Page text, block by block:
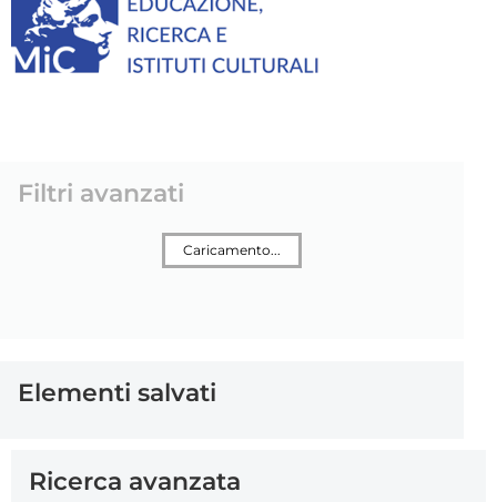
Filtri avanzati
Caricamento...
Elementi salvati
Ricerca avanzata